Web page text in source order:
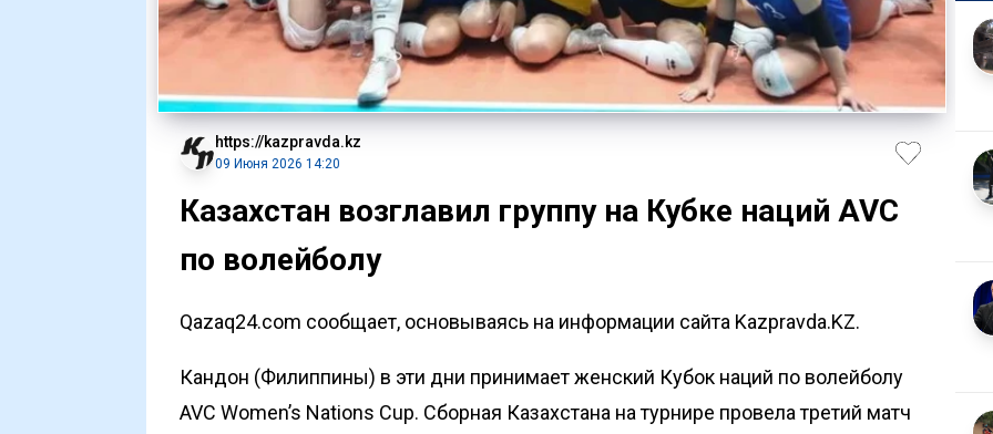
https://kazpravda.kz
09 Июня 2026 14:20
Казахстан возглавил группу на Кубке наций AVC
по волейболу
Qazaq24.com сообщает, основываясь на информации сайта Kazpravda.KZ.
Кандон (Филиппины) в эти дни принимает женский Кубок наций по волейболу
AVC Women’s Nations Cup. Сборная Казахстана на турнире провела третий матч